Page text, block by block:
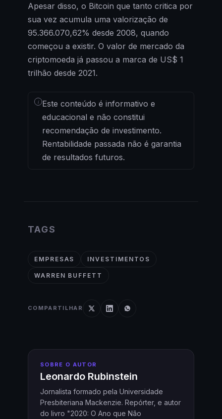
Apesar disso, o Bitcoin que tanto critica por
sua vez acumula uma valorização de
95.366.070,62% desde 2008, quando
começou a existir. O valor de mercado da
criptomoeda já passou a marca de US$ 1
trilhão desde 2021.
i Este conteúdo é informativo e
educacional e não constitui
recomendação de investimento.
Rentabilidade passada não é garantia
de resultados futuros.
TAGS
EMPRESAS INVESTIMENTOS
WARREN BUFFETT
COMPARTILHAR
SOBRE O AUTOR
Leonardo Rubinstein
Jornalista formado pela Universidade
Presbiteriana Mackenzie. Repórter, e autor
do livro "2020: O Ano que Não